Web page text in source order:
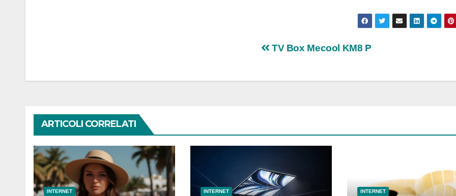
TV Box Mecool KM8 P
ARTICOLI CORRELATI
INTERNET INTERNET INTERNET